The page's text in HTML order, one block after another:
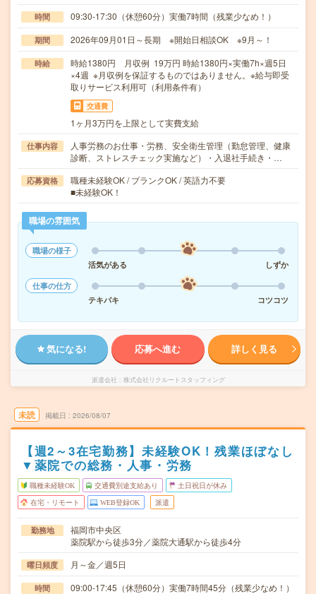
時間 09:30-17:30（休憩60分）実働7時間（残業少なめ！）
期間 2026年09月01日～長期 ※開始日相談OK ※9月～！
時給
時給1380円 月収例 19万円 時給1380円×実働7h×週5日
×4週 ※月収例を保証するものではありません。※給与即受
取りサービス利用可（利用条件有）
交通費
1ヶ月3万円を上限として実費支給
仕事内容
人事労務のお仕事・労務、安全衛生管理（勤怠管理、健康
診断、ストレスチェック実施など）・入退社手続き・…
応募資格
職種未経験OK / ブランクOK / 英語力不要
■未経験OK！
職場の雰囲気
職場の様子
活気がある
しずか
仕事の仕方
テキパキ
コツコツ
気になる! 応募へ進む 詳しく見る
派遣会社 株式会社リクルートスタッフィング
未読 掲載日 2026/08/07
【週2～3在宅勤務】未経験OK！残業ほぼなし
▼薬院での総務・人事・労務
職種未経験OK 交通費別途支給あり 土日祝日が休み
在宅・リモート WEB登録OK 派遣
勤務地
福岡市中央区
薬院駅から徒歩3分／薬院大通駅から徒歩4分
曜日頻度 月～金／週5日
時間 09:00-17:45（休憩60分）実働7時間45分（残業少なめ！）